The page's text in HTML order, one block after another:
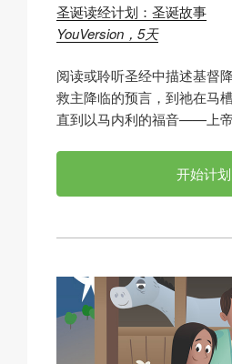
圣诞读经计划：圣诞故事
YouVersion，5天
阅读或聆听圣经中描述基督
救主降临的预言，到祂在马
直到以马内利的福音——上帝
开始计划